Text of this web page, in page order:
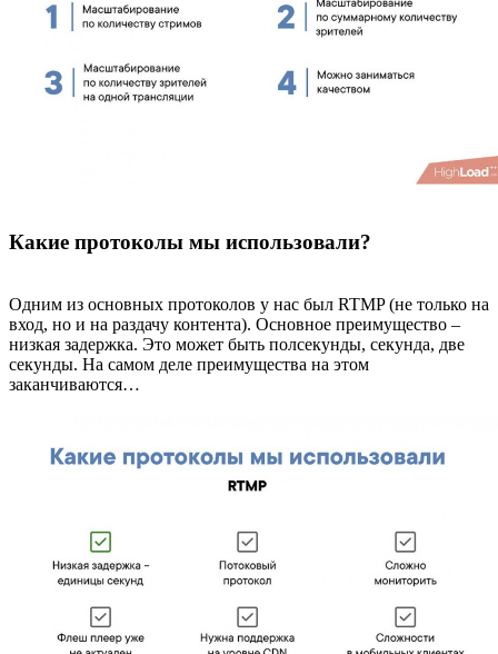
Какие протоколы мы использовали?
Одним из основных протоколов у нас был RTMP (не только на
вход, но и на раздачу контента). Основное преимущество –
низкая задержка. Это может быть полсекунды, секунда, две
секунды. На самом деле преимущества на этом
заканчиваются…